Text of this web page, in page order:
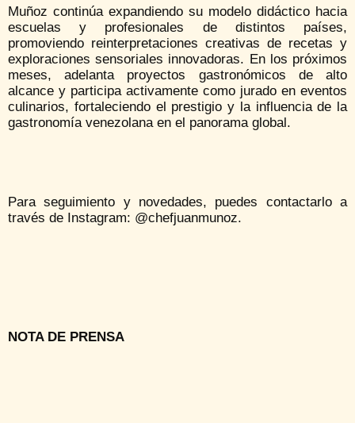
Muñoz continúa expandiendo su modelo didáctico hacia
escuelas y profesionales de distintos países,
promoviendo reinterpretaciones creativas de recetas y
exploraciones sensoriales innovadoras. En los próximos
meses, adelanta proyectos gastronómicos de alto
alcance y participa activamente como jurado en eventos
culinarios, fortaleciendo el prestigio y la influencia de la
gastronomía venezolana en el panorama global.
Para seguimiento y novedades, puedes contactarlo a
través de Instagram: @chefjuanmunoz.
NOTA DE PRENSA